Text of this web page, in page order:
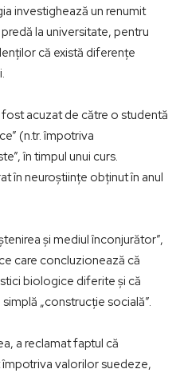
investighează un renumit
la universitate, pentru
că există diferenţe
acuzat de către o studentă
(n.tr. împotriva
în timpul unui curs.
în neuroștiințe obţinut în anul
şi mediul înconjurător”,
care concluzionează că
biologice diferite şi că
„construcţie socială”.
a reclamat faptul că
valorilor suedeze,